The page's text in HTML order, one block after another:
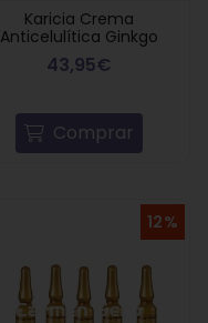
Karicia Crema
Anticelulítica Ginkgo
43,95€
Comprar
12%